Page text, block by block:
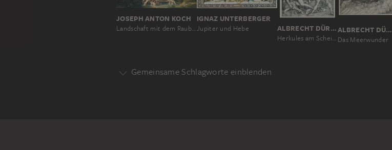
JOSEPH ANTON KOCH
Landschaft mit dem Raub des Hylas
IGNAZ UNTERBERGER
Jupiter und Hebe ALBRECHT DÜRER
Herkules am Scheideweg (Die Eifersucht; Der große Satyr)
ALBRECHT DÜRER
Das Meerwunder
Gemeinsame Schlagworte einblenden